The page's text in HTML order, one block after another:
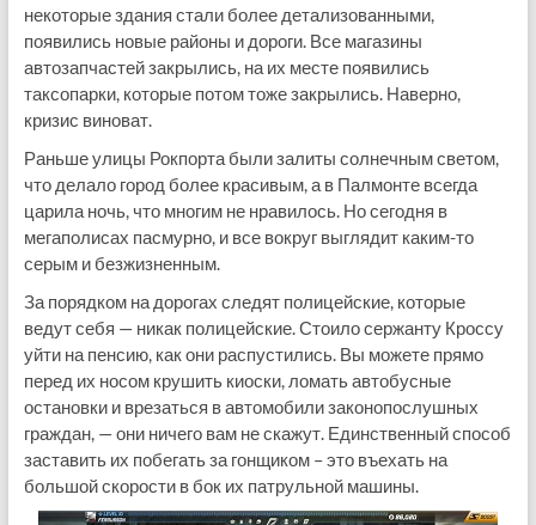
некоторые здания стали более детализованными,
появились новые районы и дороги. Все магазины
автозапчастей закрылись, на их месте появились
таксопарки, которые потом тоже закрылись. Наверно,
кризис виноват.
Раньше улицы Рокпорта были залиты солнечным светом,
что делало город более красивым, а в Палмонте всегда
царила ночь, что многим не нравилось. Но сегодня в
мегаполисах пасмурно, и все вокруг выглядит каким-то
серым и безжизненным.
За порядком на дорогах следят полицейские, которые
ведут себя — никак полицейские. Стоило сержанту Кроссу
уйти на пенсию, как они распустились. Вы можете прямо
перед их носом крушить киоски, ломать автобусные
остановки и врезаться в автомобили законопослушных
граждан, — они ничего вам не скажут. Единственный способ
заставить их побегать за гонщиком – это въехать на
большой скорости в бок их патрульной машины.